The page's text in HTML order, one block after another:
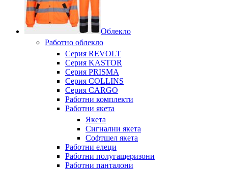
Облекло
Работно облекло
Серия REVOLT
Серия KASTOR
Серия PRISMA
Серия COLLINS
Серия CARGO
Работни комплекти
Работни якета
Якета
Сигнални якета
Софтшел якета
Работни елеци
Работни полугащеризони
Работни панталони